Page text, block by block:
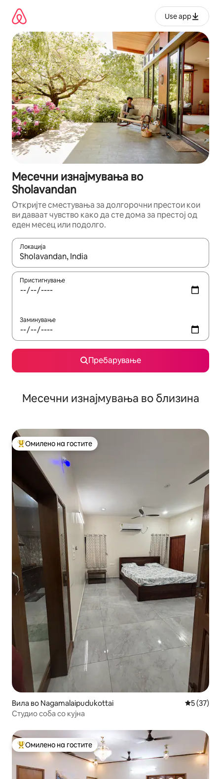
содржина
Use app
Месечни изнајмувања во
Sholavandan
Откријте сместувања за долгорочни престои кои
ви даваат чувство како да сте дома за престој од
еден месец или подолго.
Локација
Кога резултатите се достапни, движете се со копчињата
Пристигнување
Заминување
Пребарување
Месечни изнајмувања во близина
Меѓу најуспешните „Омилени на гостите“
Омилено на гостите
Вила во Nagamalaipudukottai Просечна
5 (37)
Студио соба со кујна
Меѓу најуспешните „Омилени на гостите“
Омилено на гостите